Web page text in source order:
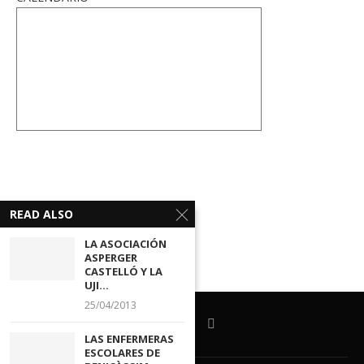
READ ALSO
LA ASOCIACIÓN
ASPERGER
CASTELLÓ Y LA
UJI...
25/04/2013
LAS ENFERMERAS
ESCOLARES DE